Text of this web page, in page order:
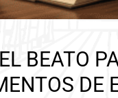
BEATO
DE